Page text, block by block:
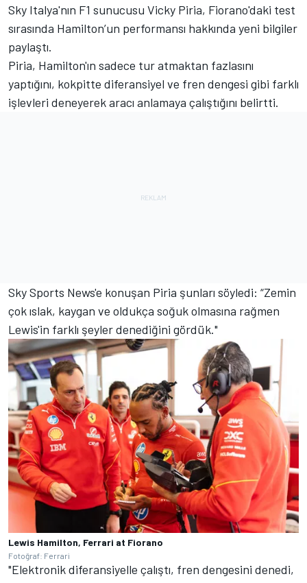
Sky Italya'nın F1 sunucusu Vicky Piria, Fiorano'daki test
sırasında Hamilton’un performansı hakkında yeni bilgiler
paylaştı.
Piria, Hamilton'ın sadece tur atmaktan fazlasını
yaptığını, kokpitte diferansiyel ve fren dengesi gibi farklı
işlevleri deneyerek aracı anlamaya çalıştığını belirtti.
Sky Sports News'e konuşan Piria şunları söyledi: “Zemin
çok ıslak, kaygan ve oldukça soğuk olmasına rağmen
Lewis'in farklı şeyler denediğini gördük."
Lewis Hamilton, Ferrari at Fiorano
Fotoğraf: Ferrari
"Elektronik diferansiyelle çalıştı, fren dengesini denedi,